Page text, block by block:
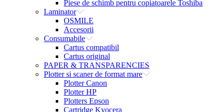
Piese de schimb pentru copiatoarele Toshiba
Laminator
OSMILE
Accesorii
Consumabile
Cartus compatibil
Cartus original
PAPER & TRANSPARENCIES
Plotter si scaner de format mare
Plotter Canon
Plotter HP
Plotters Epson
Cartridge Kyocera